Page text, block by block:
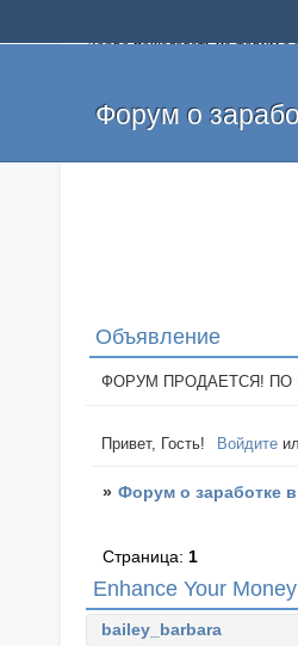
Добро пожаловать на форум о
и оставлять свои отзывы.
легкие деньги без вложений
Форум о
Объявление
ФОРУМ ПРОДАЕТСЯ! ПО
Привет, Гость! Войдите
» Форум о заработке в
Enhance Your
Страница: 1
bailey_barbara